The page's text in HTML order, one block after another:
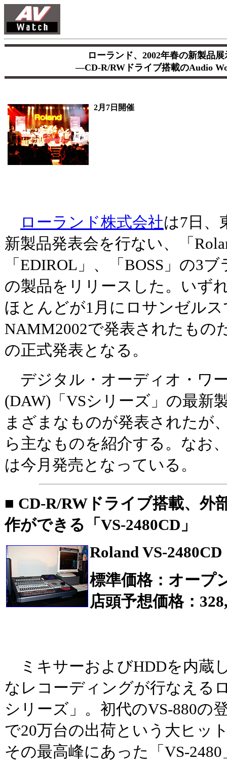
ローランド、2002年春の新製品
―CD-R/RWドライブ搭載のAudio
2月7日開催
ローランド株式会社は7日、
新製品発表会を行ない、「
「EDIROL」、「BOSS」の3
の製品をリリースした。いず
ほとんどが1月にロサンゼル
NAMM2002で発表されたもの
の正式発表となる。
デジタル・オーディオ・ワ
(DAW)「VSシリーズ」の最新
まざまなものが発表されたが
ら主なものを紹介する。なお
は今月発売となっている。
■ CD-R/RWドライブ搭載、外
作ができる「VS-2480CD」
Roland VS-2480CD
標準価格：オープ
店頭予想価格：
ミキサーおよびHDDを内蔵
なレコーディングが行なえる
シリーズ」。初代のVS-880の
で20万台の出荷という大ヒッ
その最高峰にあった「VS-